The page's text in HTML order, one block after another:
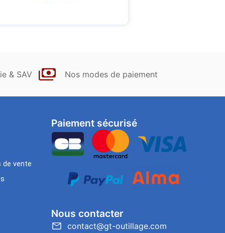
& SAV Nos modes de paiement
de vente
Paiement sécurisé
Nous contacter
contact@gt-outillage.com